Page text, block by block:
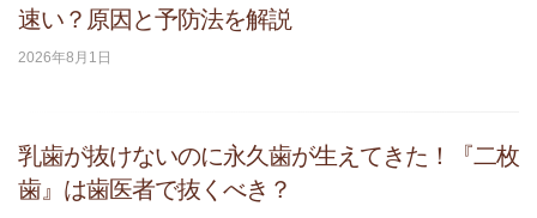
速い？原因と予防法を解説
2026年8月1日
乳歯が抜けないのに永久歯が生えてきた！『二枚
歯』は歯医者で抜くべき？